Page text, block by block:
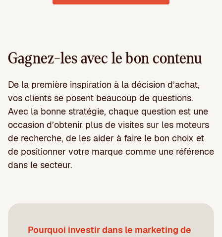
Gagnez-les avec le bon contenu
De la première inspiration à la décision d’achat,
vos clients se posent beaucoup de questions.
Avec la bonne stratégie, chaque question est une
occasion d’obtenir plus de visites sur les moteurs
de recherche, de les aider à faire le bon choix et
de positionner votre marque comme une référence
dans le secteur.
Pourquoi investir dans le marketing de